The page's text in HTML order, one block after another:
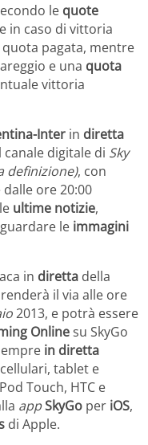
le quote
in caso di vittoria
quota pagata, mentre
e una quota
vittoria
Inter in diretta
digitale di Sky
definizione), con
ore 20:00
ultime notizie,
le immagini
in diretta della
il via alle ore
2013, e potrà essere
Onlinesu SkyGo
in diretta
tablet e
Touch, HTC e
appSkyGo per iOS,
di Apple.